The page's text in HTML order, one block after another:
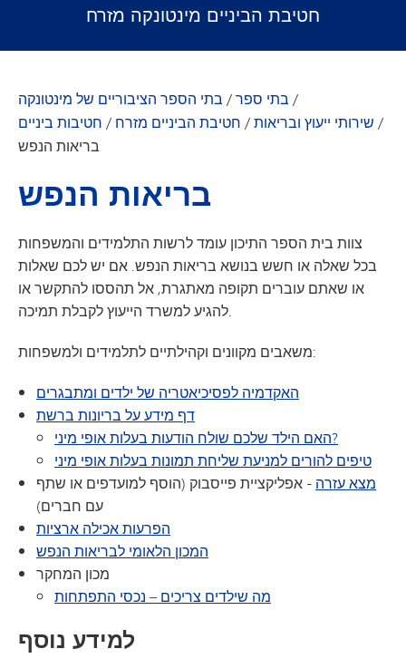
חטיבת הביניים מינטונקה מזרח
בתי הספר הציבוריים של מינטונקה /בתי ספר /
חטיבות ביניים / חטיבת הביניים מזרח /שירותי ייעוץ ובריאות /
בריאות הנפש
בריאות הנפש
צוות בית הספר התיכון עומד לרשות התלמידים והמשפחות
בכל שאלה או חשש בנושא בריאות הנפש. אם יש לכם שאלות
או שאתם עוברים תקופה מאתגרת, אל תהססו להתקשר או
להגיע למשרד הייעוץ לקבלת תמיכה.
משאבים מקוונים וקהילתיים לתלמידים ולמשפחות:
האקדמיה לפסיכיאטריה של ילדים ומתבגרים
דף מידע על בריונות ברשת
האם הילד שלכם שולח הודעות בעלות אופי מיני?
טיפים להורים למניעת שליחת תמונות בעלות אופי מיני
מצא עזרה - אפליקציית פייסבוק (הוסף למועדפים או שתף
עם חברים)
הפרעות אכילה ארציות
המכון הלאומי לבריאות הנפש
מכון המחקר
מה שילדים צריכים – נכסי התפתחות
למידע נוסף